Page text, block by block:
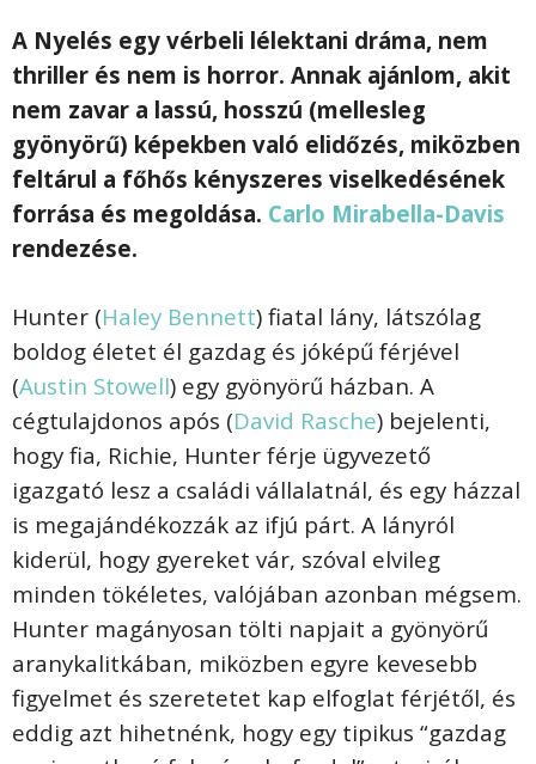
A Nyelés egy vérbeli lélektani dráma, nem
thriller és nem is horror. Annak ajánlom, akit
nem zavar a lassú, hosszú (mellesleg
gyönyörű) képekben való elidőzés, miközben
feltárul a főhős kényszeres viselkedésének
forrása és megoldása. Carlo Mirabella-Davis
rendezése.
Hunter (Haley Bennett) fiatal lány, látszólag
boldog életet él gazdag és jóképű férjével
(Austin Stowell) egy gyönyörű házban. A
cégtulajdonos após (David Rasche) bejelenti,
hogy fia, Richie, Hunter férje ügyvezető
igazgató lesz a családi vállalatnál, és egy házzal
is megajándékozzák az ifjú párt. A lányról
kiderül, hogy gyereket vár, szóval elvileg
minden tökéletes, valójában azonban mégsem.
Hunter magányosan tölti napjait a gyönyörű
aranykalitkában, miközben egyre kevesebb
figyelmet és szeretetet kap elfoglat férjétől, és
eddig azt hihetnénk, hogy egy tipikus “gazdag